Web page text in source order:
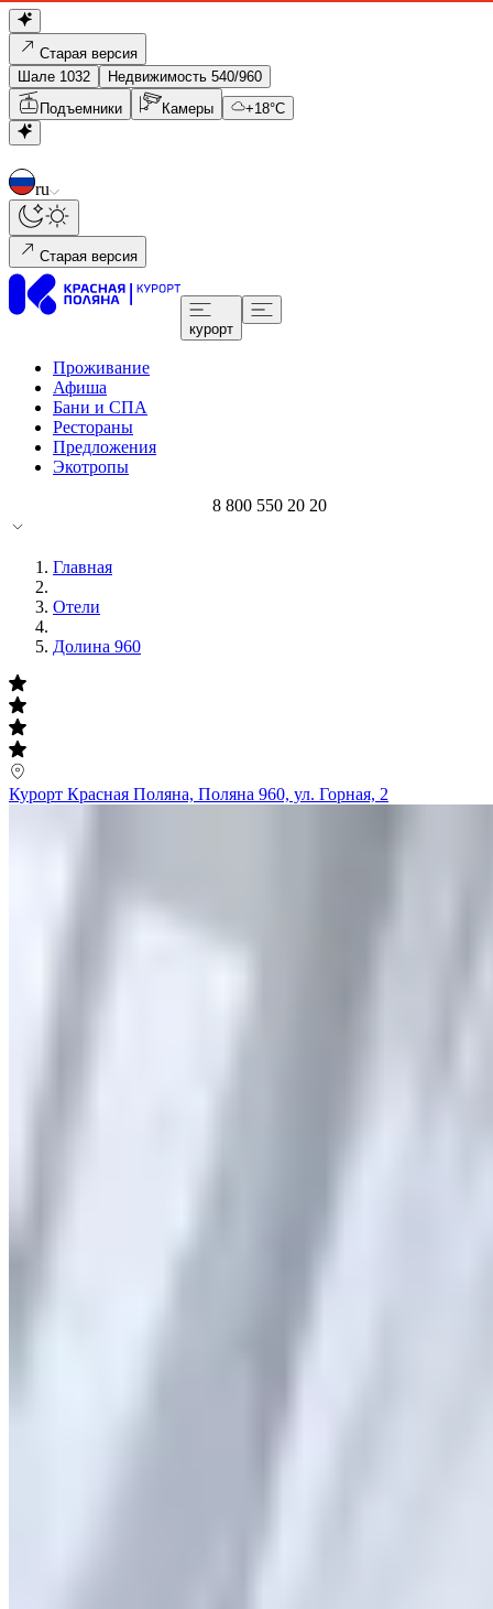
Старая версия
Шале 1032
Недвижимость 540/960
Подъемники
Камеры +18°C
ru
Старая версия
курорт
Проживание
Афиша
Бани и СПА
Рестораны
Предложения
Экотропы
8 800 550 20 20
Главная
Отели
Долина 960
Курорт Красная Поляна, Поляна 960, ул. Горная, 2